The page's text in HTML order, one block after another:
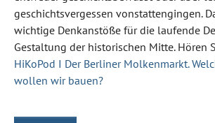
geschichtsvergessen vonstattengingen.
wichtige Denkanstöße für die laufende
Gestaltung der historischen Mitte. Hören
HiKoPod I Der Berliner Molkenmarkt.
wollen wir bauen?